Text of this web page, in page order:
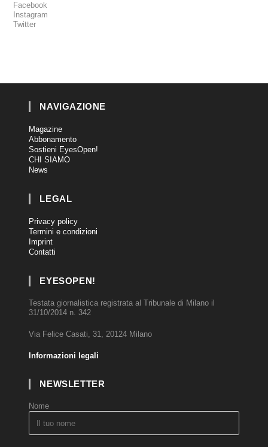
Facebook
Instagram
Twitter
NAVIGAZIONE
Magazine
Abbonamento
Sostieni EyesOpen!
CHI SIAMO
News
LEGAL
Privacy policy
Termini e condizioni
Imprint
Contatti
EYESOPEN!
Testata giornalistica registrata al Tribunale di Milano il
31/10/2014 n. 342
Via Felice Casati, 31, 20124 Milano
Informazioni legali
NEWSLETTER
Nome